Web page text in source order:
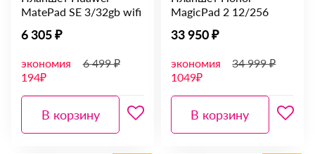
MatePad SE 3/32gb wifi
6 305 ₽
экономия
194₽
6 499 ₽
В корзину
MagicPad 2 12/256
33 950 ₽
экономия
1049₽
34 999 ₽
В корзину